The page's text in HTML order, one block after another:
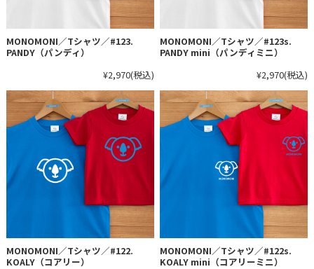
MONOMONI／Tシャツ／#123.
PANDY（パンディ）
¥2,970(税込)
MONOMONI／Tシャツ／#123s.
PANDY mini（パンディミニ）
¥2,970(税込)
MONOMONI／Tシャツ／#122.
KOALY（コアリー）
MONOMONI／Tシャツ／#122s.
KOALY mini（コアリーミニ）